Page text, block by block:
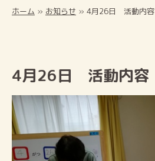
ホーム » お知らせ » 4月26日 活動内容
4月26日 活動内容